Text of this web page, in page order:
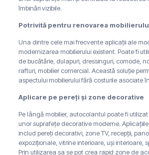
îmbinări vizibile.
Potrivită pentru renovarea
Una dintre cele mai frecvente aplicații ale
modernizarea mobilierului existent. Poate fi
de bucătărie, dulapuri, dressinguri, comode,
rafturi, mobilier comercial. Această soluție
aspectului mobilierului fără costurile asociate
Aplicare pe pereți și zone decorative
Pe lângă mobilier, autocolantul poate fi
unor suprafețe decorative moderne.
includ pereți decorativi, zone TV, recepții,
expoziționale, vitrine interioare, uși interioare,
Prin utilizarea sa se pot crea rapid zone de